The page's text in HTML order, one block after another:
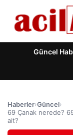
Güncel
Haberler›Güncel›
69 Çanak nerede?
ait?